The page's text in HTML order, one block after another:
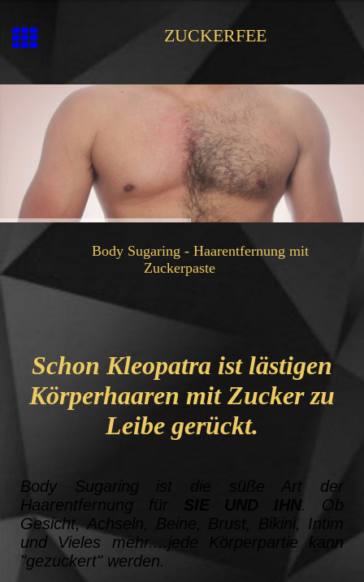
ZUCKERFEE
Body Sugaring - Haarentfernung mit
Zuckerpaste
Schon Kleopatra ist lästigen
Körperhaaren mit Zucker zu
Leibe gerückt.
Body Sugaring ist die süße Art der
Haarentfernung für
SIE UND IHN. Ob
Gesicht, Achseln, Beine, Brust, Bikini, Intim
und Vieles mehr....jede Körperpartie kann
"gezuckert" werden.